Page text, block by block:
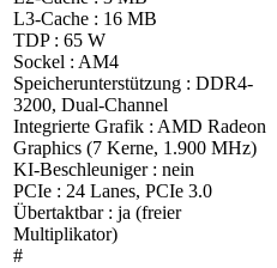
L3-Cache : 16 MB
TDP : 65 W
Sockel : AM4
Speicherunterstützung : DDR4-
3200, Dual-Channel
Integrierte Grafik : AMD Radeon
Graphics (7 Kerne, 1.900 MHz)
KI-Beschleuniger : nein
PCIe : 24 Lanes, PCIe 3.0
Übertaktbar : ja (freier
Multiplikator)
#